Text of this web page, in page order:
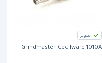
متوفر
Grindmaster-Cecilware 1010A